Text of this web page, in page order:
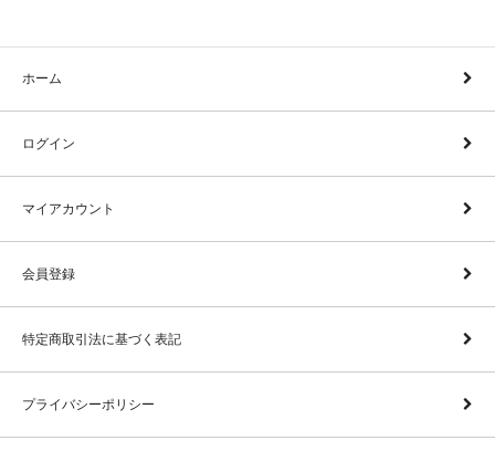
ホーム
ログイン
マイアカウント
会員登録
特定商取引法に基づく表記
プライバシーポリシー